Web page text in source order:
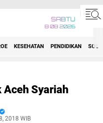
SABTU
8 08 2026
KESEHATAN PENDIDIKAN
Aceh Syariah
2018 WIB